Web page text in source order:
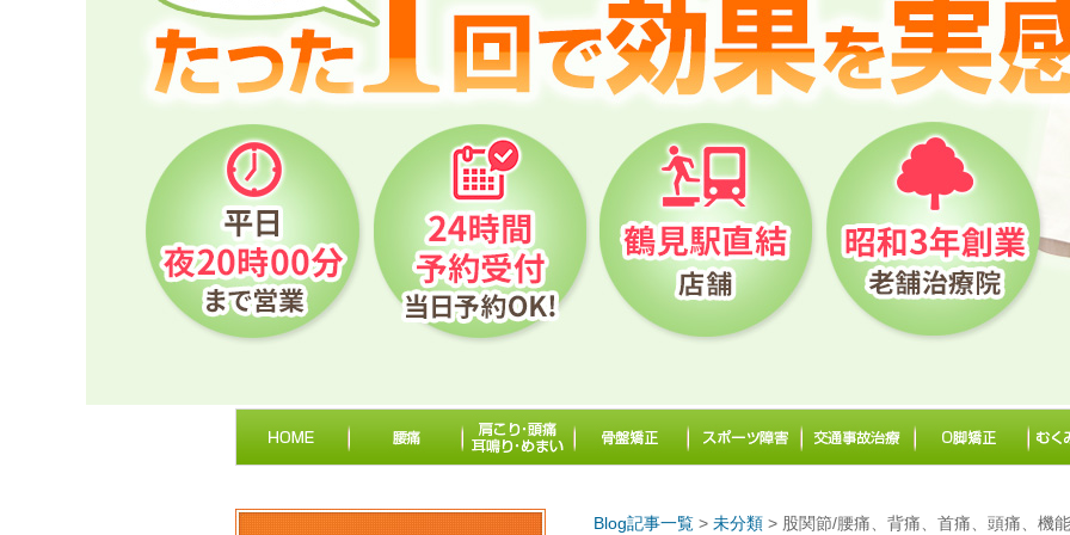
Blog記事一覧 > 未分類 > 股関節/腰痛、背痛、首痛、頭痛、機